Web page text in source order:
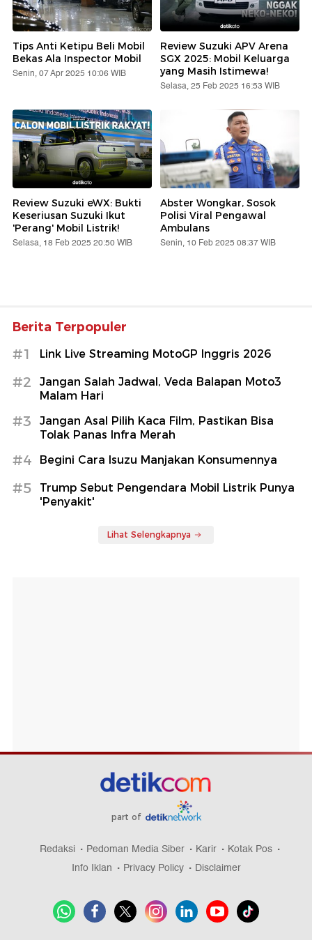
Tips Anti Ketipu Beli Mobil
Bekas Ala Inspector Mobil
Senin, 07 Apr 2025 10:06 WIB
Review Suzuki APV Arena
SGX 2025: Mobil Keluarga
yang Masih Istimewa!
Selasa, 25 Feb 2025 16:53 WIB
Review Suzuki eWX: Bukti
Keseriusan Suzuki Ikut
'Perang' Mobil Listrik!
Selasa, 18 Feb 2025 20:50 WIB
Abster Wongkar, Sosok
Polisi Viral Pengawal
Ambulans
Senin, 10 Feb 2025 08:37 WIB
Berita Terpopuler
#1 Link Live Streaming MotoGP Inggris 2026
#2
Jangan Salah Jadwal, Veda Balapan Moto3
Malam Hari
#3
Jangan Asal Pilih Kaca Film, Pastikan Bisa
Tolak Panas Infra Merah
#4 Begini Cara Isuzu Manjakan Konsumennya
#5
Trump Sebut Pengendara Mobil Listrik Punya
'Penyakit'
Lihat Selengkapnya
part of
Redaksi Pedoman Media Siber Karir
Kotak Pos
Info Iklan
Privacy Policy Disclaimer